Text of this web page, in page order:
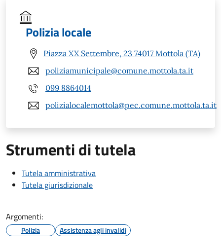
Polizia locale
Piazza XX Settembre, 23 74017 Mottola (TA)
poliziamunicipale@comune.mottola.ta.it
099 8864014
polizialocalemottola@pec.comune.mottola.ta.it
Strumenti di tutela
Tutela amministrativa
Tutela giurisdizionale
Argomenti:
Polizia Assistenza agli invalidi